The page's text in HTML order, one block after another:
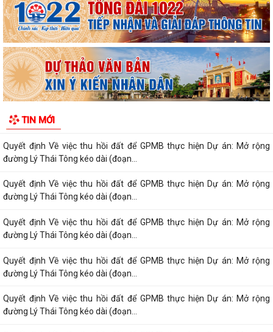
TIN MỚI
Phường Thạch Khôi triển khai kế hoạch tuyên truyền, vận động hiến
máu tình nguyện năm 2026
Quyết định Về việc Ban hành Quy chế phát ngôn và cung cấp thông tin
cho báo chí của Ủy ban nhân...
Quyết định Về việc thu hồi đất để GPMB thực hiện Dự án: Mở rộng
Quyết định Về việc thu hồi đất để GPMB thực hiện Dự án: Mở rộng
đường Lý Thái Tông kéo dài (đoạn...
đường Lý Thái Tông kéo dài (đoạn...
đường Lý Thái Tông kéo dài (đoạn...
đường Lý Thái Tông kéo dài (đoạn...
đường Lý Thái Tông kéo dài (đoạn...